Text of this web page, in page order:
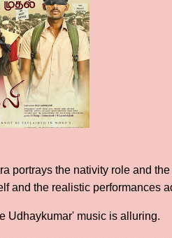
portrays the nativity role and
and the realistic performances
Udhaykumar' music is alluring.